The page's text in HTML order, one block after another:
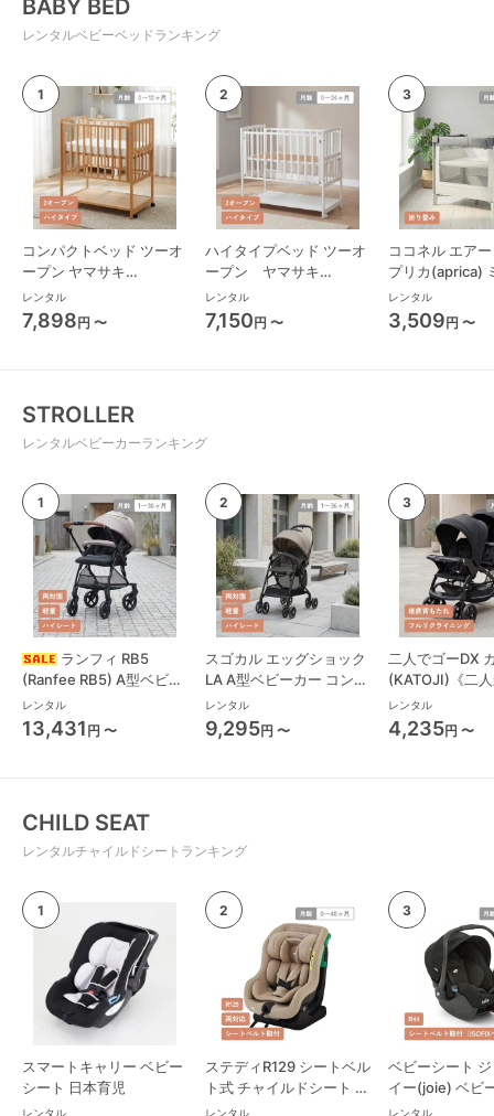
BABY BED
レンタルベビーベッドランキング
コンパクトベッド ツーオ
ープン ヤマサキ
(Yamasaki) ミニサイズ/
コンパクトベビーベッド
レンタル
7,898円 〜
ハイタイプベッド ツーオ
ープン ヤマサキ
(Yamasaki) レギュラーサ
イズベビーベッド
レンタル
7,150円 〜
ココネル エア
プリカ(aprica)
ズ/コンパクト
ド
レンタル
3,509円 〜
STROLLER
レンタルベビーカーランキング
ランフィ RB5
(Ranfee RB5) A型ベビー
カー ピジョン(pigeon)
レンタル
13,431 円 〜
スゴカル エッグショック
LA A型ベビーカー コンビ
(Combi)
レンタル
9,295円 〜
二人でゴーDX
(KATOJI)《二
人乗り/双子用
レンタル
4,235円 〜
CHILD SEAT
レンタルチャイルドシートランキング
スマートキャリー ベビー
シート 日本育児
レンタル
ステディR129 シートベル
ト式 チャイルドシート ジ
ョイー(joie)
レンタル
ベビーシート
イー(joie) ベビ
レンタル